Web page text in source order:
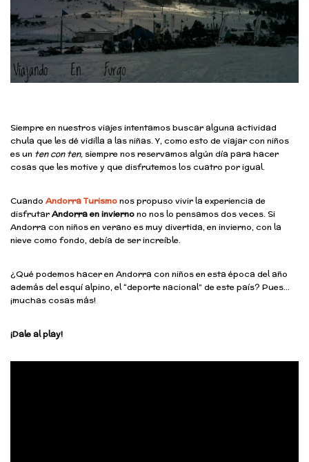
Siempre en nuestros viajes intentamos buscar alguna actividad
chula que les dé vidilla a las niñas. Y, como esto de viajar con niños
es un ten con ten,siempre nos reservamos algún día para hacer
cosas que les motive y que disfrutemos los cuatro por igual.
Cuando Andorra Turismonos propuso vivir la experiencia de
disfrutarAndorra en inviernono nos lo pensamos dos veces. Si
Andorra con niños en verano es muy divertida, en invierno, con la
nieve como fondo, debía de ser increíble.
¿Qué podemos hacer en Andorra con niños en esta época del año
además del esquí alpino, el “deporte nacional” de este país? Pues…
¡muchas cosas más!
¡Dale al play!